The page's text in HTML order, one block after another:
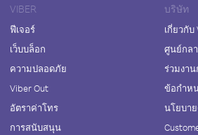
VIBER
ฟีเจอร์
เว็บบล็อก
ความปลอดภัย
Viber Out
อัตราค่าโทร
การสนับสนุน
บริษัท
เกี่ยวกับ
ศูนย์กล
ร่วมงาน
ข้อกำห
นโยบา